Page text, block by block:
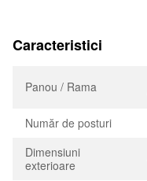
Caracteristici
Panou / Rama
Număr de posturi
Dimensiuni
exterioare